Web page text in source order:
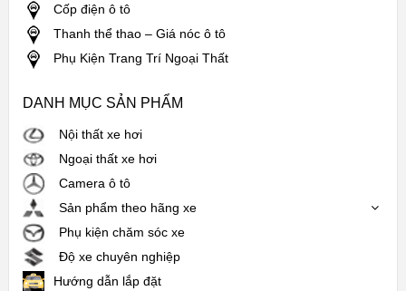
Cốp điện ô tô
Thanh thể thao – Giá nóc ô tô
Phụ Kiện Trang Trí Ngoại Thất
DANH MỤC SẢN PHẨM
Nội thất xe hơi
Ngoại thất xe hơi
Camera ô tô
Sản phẩm theo hãng xe
Phụ kiện chăm sóc xe
Độ xe chuyên nghiệp
Hướng dẫn lắp đặt